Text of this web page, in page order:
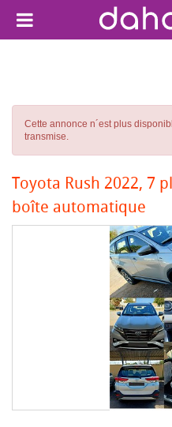
Cette annonce n´est plus
transmise.
Toyota Rush 2022, 7
boîte automatique